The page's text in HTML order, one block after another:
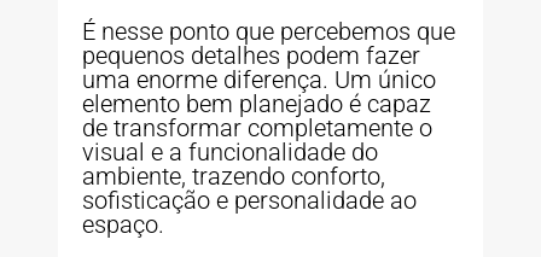
É nesse ponto que percebemos que
pequenos detalhes podem fazer
uma enorme diferença. Um único
elemento bem planejado é capaz
de transformar completamente o
visual e a funcionalidade do
ambiente, trazendo conforto,
sofisticação e personalidade ao
espaço.